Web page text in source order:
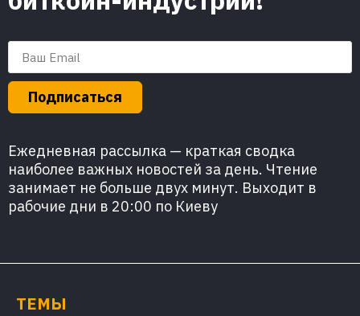
Подписаться
Ежедневная рассылка — краткая сводка
наиболее важных новостей за день. Чтение
занимает не больше двух минут. Выходит в
рабочие дни в 20:00 по Киеву
ТЕМЫ